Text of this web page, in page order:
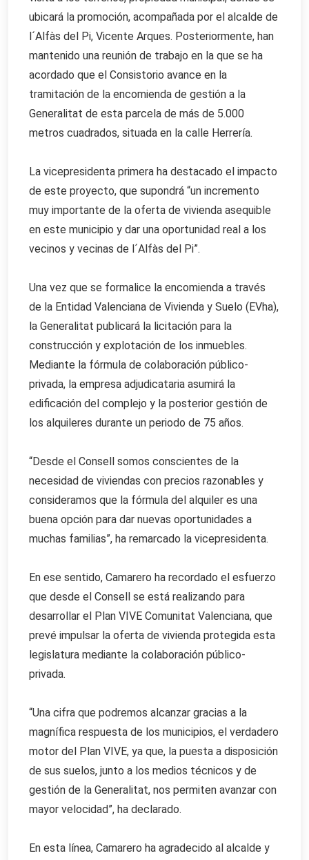
ubicará la promoción, acompañada por el alcalde de
l´Alfàs del Pi, Vicente Arques. Posteriormente, han
mantenido una reunión de trabajo en la que se ha
acordado que el Consistorio avance en la
tramitación de la encomienda de gestión a la
Generalitat de esta parcela de más de 5.000
metros cuadrados, situada en la calle Herrería.
La vicepresidenta primera ha destacado el impacto
de este proyecto, que supondrá “un incremento
muy importante de la oferta de vivienda asequible
en este municipio y dar una oportunidad real a los
vecinos y vecinas de l´Alfàs del Pi”.
Una vez que se formalice la encomienda a través
de la Entidad Valenciana de Vivienda y Suelo (EVha),
la Generalitat publicará la licitación para la
construcción y explotación de los inmuebles.
Mediante la fórmula de colaboración público-
privada, la empresa adjudicataria asumirá la
edificación del complejo y la posterior gestión de
los alquileres durante un periodo de 75 años.
“Desde el Consell somos conscientes de la
necesidad de viviendas con precios razonables y
consideramos que la fórmula del alquiler es una
buena opción para dar nuevas oportunidades a
muchas familias”, ha remarcado la vicepresidenta.
En ese sentido, Camarero ha recordado el esfuerzo
que desde el Consell se está realizando para
desarrollar el Plan VIVE Comunitat Valenciana, que
prevé impulsar la oferta de vivienda protegida esta
legislatura mediante la colaboración público-
privada.
“Una cifra que podremos alcanzar gracias a la
magnífica respuesta de los municipios, el verdadero
motor del Plan VIVE, ya que, la puesta a disposición
de sus suelos, junto a los medios técnicos y de
gestión de la Generalitat, nos permiten avanzar con
mayor velocidad”, ha declarado.
En esta línea, Camarero ha agradecido al alcalde y